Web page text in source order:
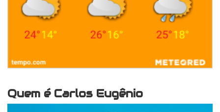
Quem é Carlos Eugênio